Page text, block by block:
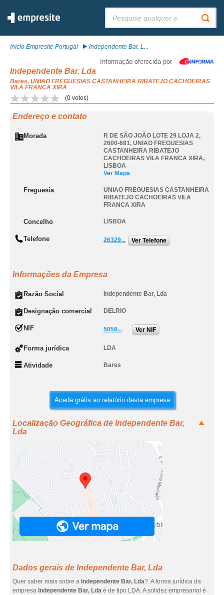
Início Empresite Portugal Independente Bar, L...
Informação oferecida por
Independente Bar, Lda
Bares, UNIAO FREGUESIAS CASTANHEIRA RIBATEJO CACHOEIRAS
VILA FRANCA XIRA
(0 votos)
Endereço e contato
Morada
R DE SÃO JOÃO LOTE 29 LOJA 2,
2600-681, UNIAO FREGUESIAS
CASTANHEIRA RIBATEJO
CACHOEIRAS VILA FRANCA XIRA,
LISBOA
Ver Mapa
Freguesia
UNIAO FREGUESIAS CASTANHEIRA
RIBATEJO CACHOEIRAS VILA
FRANCA XIRA
Concelho LISBOA
Telefone 26329... Ver Telefone
Informações da Empresa
Razão Social Independente Bar, Lda
Designação comercial DELRIO
NIF 5058... Ver NIF
Forma jurídica LDA
Atividade Bares
Aceda grátis ao relatório desta empresa
Localização Geográfica de Independente Bar,
Lda
Dados gerais de Independente Bar, Lda
Quer saber mais sobre a Independente Bar, Lda?. A forma jurídica da
empresa Independente Bar, Lda é de tipo LDA. A solidez empresarial é